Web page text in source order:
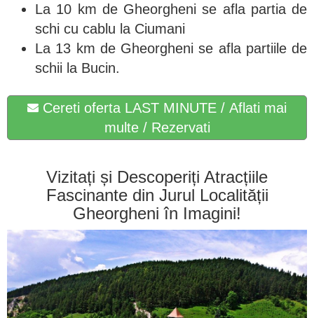
La 10 km de Gheorgheni se afla partia de
schi cu cablu la Ciumani
La 13 km de Gheorgheni se afla partiile de
schii la Bucin.
Cereti oferta LAST MINUTE / Aflati mai
multe / Rezervati
Vizitați și Descoperiți Atracțiile
Fascinante din Jurul Localității
Gheorgheni în Imagini!